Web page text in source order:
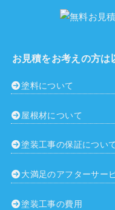
お見積をお考えの方は
塗料について
屋根材について
塗装工事の保証について
大満足のアフターサー
塗装工事の費用